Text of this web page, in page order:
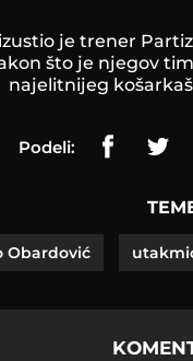
je trener
što je njegov
najelitnijeg
Podeli:
Obardović